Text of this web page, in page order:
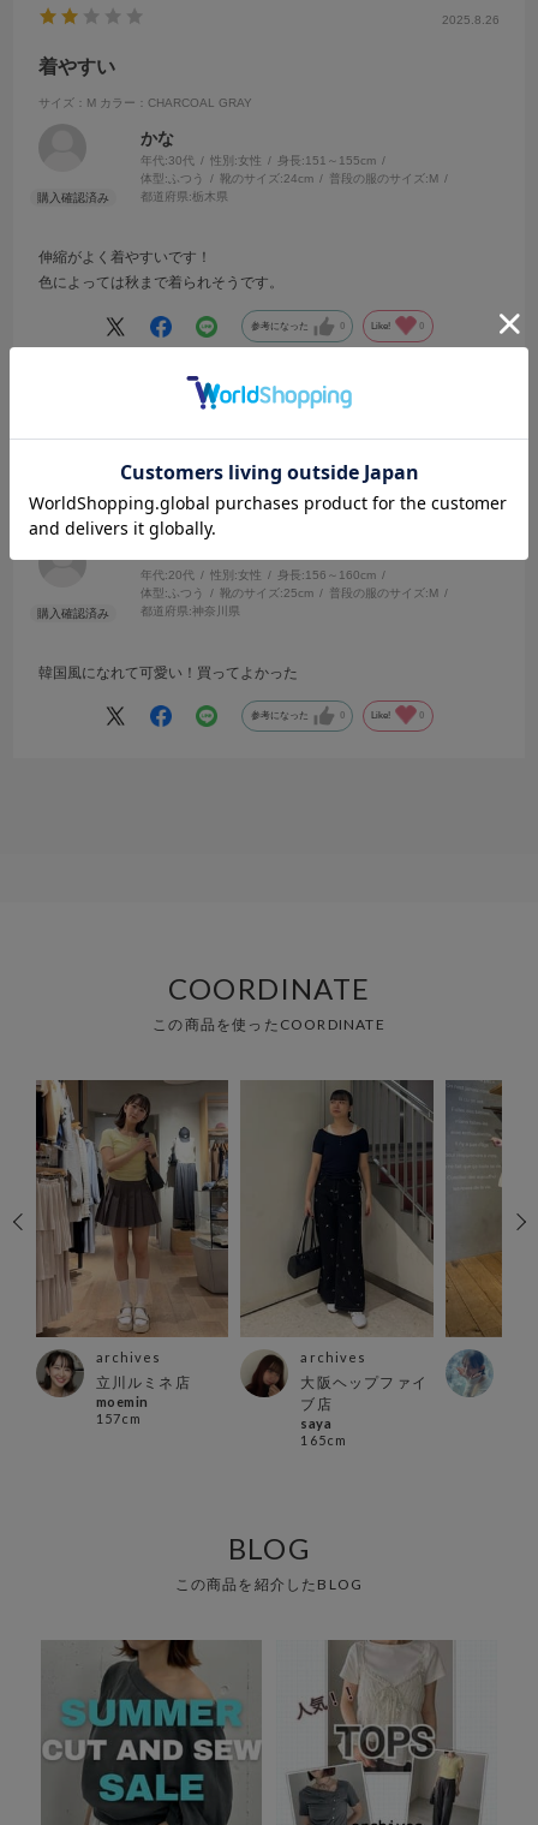
2025.8.26
着やすい
サイズ：M カラー：CHARCOAL GRAY
かな
年代:30代 性別:女性 身長:151～155cm
体型: ふつう 靴のサイズ:24cm 普段の服のサイズ:M
都道府県:栃木県
伸縮がよく着やすいです！
色によっては秋まで着られそうです。
参考になった 0 Like! 0
カラー：NAVY
年代:20代 性別:女性 身長:156～160cm
体型: ふつう 靴のサイズ:25cm 普段の服のサイズ:M
都道府県:神奈川県
韓国風になれて可愛い！買ってよかった
参考になった 0 Like! 0
COORDINATE
この商品を使ったCOORDINATE
archives
立川ルミネ店
moemin
157cm
archives
大阪ヘップファイ
ブ店
saya
165cm
BLOG
この商品を紹介したBLOG